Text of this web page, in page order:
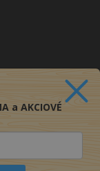
a AKCIOVÉ